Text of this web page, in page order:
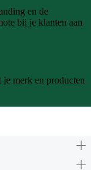
en de
bij je klanten aan
je merk en producten